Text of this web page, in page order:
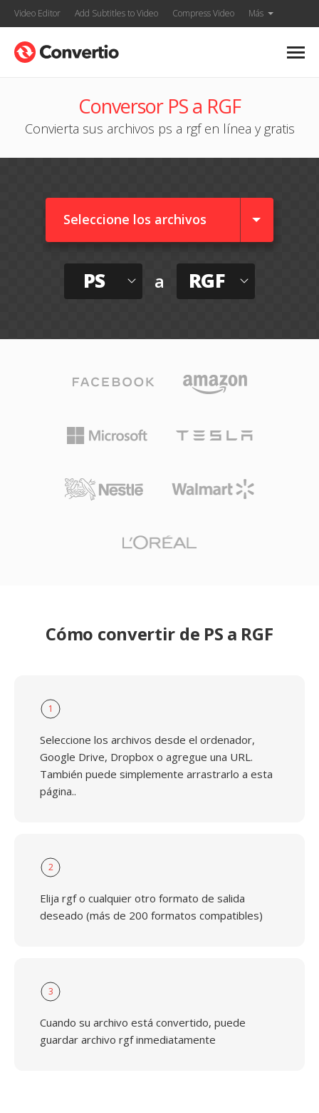
Video Editor Add Subtitles to Video Compress Video Más
Conversor PS a RGF
Convierta sus archivos ps a rgf en línea y gratis
Seleccione los archivos
PS a RGF
Cómo convertir de PS a RGF
1
Seleccione los archivos desde el ordenador,
Google Drive, Dropbox o agregue una URL.
También puede simplemente arrastrarlo a esta
página..
2
Elija rgf o cualquier otro formato de salida
deseado (más de 200 formatos compatibles)
3
Cuando su archivo está convertido, puede
guardar archivo rgf inmediatamente